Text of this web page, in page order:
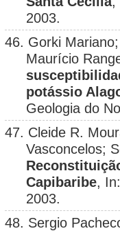
2003.
46. Gorki
Maurício
potássio
Geologia do
47. Cleide R.
Vasconcelos;
Capibaribe,
2003.
48. Sergio